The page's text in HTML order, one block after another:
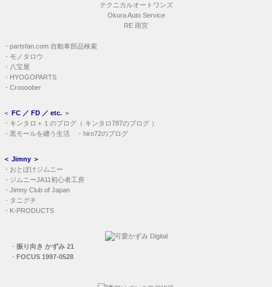
テクニカルオートワンズ
Okura Auto Service
RE 雨宮
・ partsfan.com 自動車部品検索
・ モノタロウ
・ 八宝屋
・ HYOGOPARTS
・ Croooober
＜ FC ／ FD ／ etc. ＞
・ キンタロ＋１のブログ （ キンタロ787のブログ ）
・ 黒モールを纏う生活 ・ hiro72のブログ
＜ Jimny ＞
・ おとぼけジムニー
・ ジムニーJA11初心者工房
・ Jimny Club of Japan
・ タニグチ
・ K-PRODUCTS
・ 振り向き かずみ 21
・ FOCUS 1997-0528